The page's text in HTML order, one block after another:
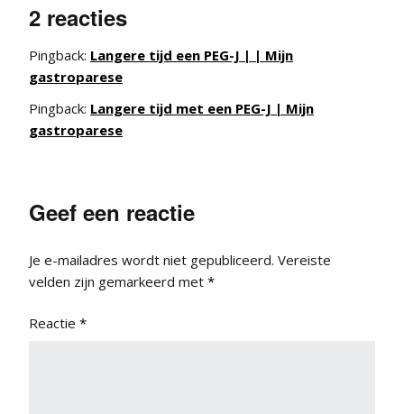
2 reacties
Pingback: Langere tijd een PEG-J | | Mijn
gastroparese
Pingback: Langere tijd met een PEG-J | Mijn
gastroparese
Geef een reactie
Je e-mailadres wordt niet gepubliceerd. Vereiste
velden zijn gemarkeerd met *
Reactie *